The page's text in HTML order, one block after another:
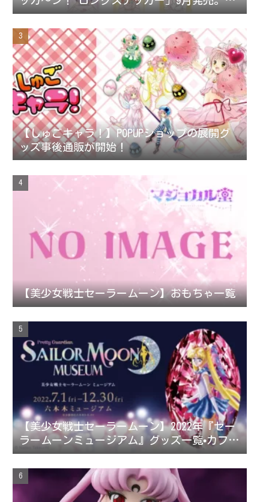
テッカー全42種。
【しゅごキャラ！】POPUPショップの展開グ
ッズ事後通販が開始！
【美少女戦士セーラームーン】おもちゃ一覧
【美少女戦士セーラームーン】2022年『セー
ラームーンミュージアム』グッズ一覧•カフェ
メニュー